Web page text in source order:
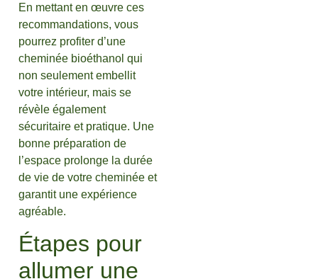
En mettant en œuvre ces
recommandations, vous
pourrez profiter d’une
cheminée bioéthanol qui
non seulement embellit
votre intérieur, mais se
révèle également
sécuritaire et pratique. Une
bonne préparation de
l’espace prolonge la durée
de vie de votre cheminée et
garantit une expérience
agréable.
Étapes pour
allumer une